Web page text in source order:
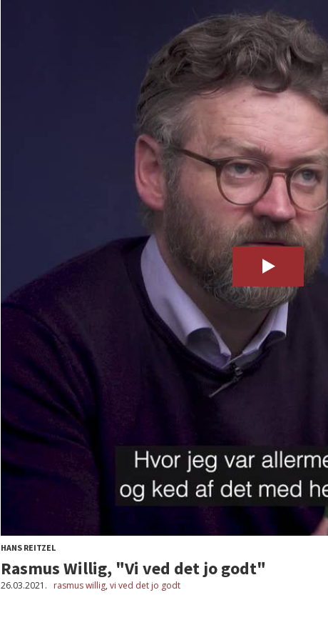
HANS REITZEL
Rasmus Willig, "Vi ved det jo godt"
26.03.2021. rasmus willig, vi ved det jo godt